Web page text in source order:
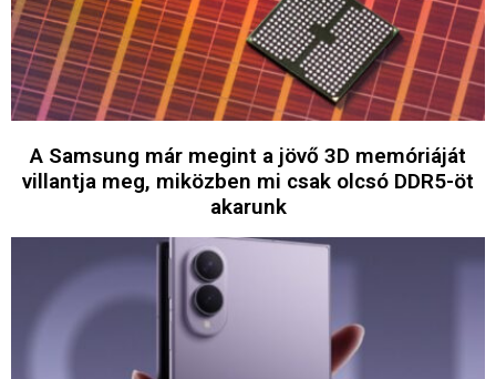
A Samsung már megint a jövő 3D memóriáját
villantja meg, miközben mi csak olcsó DDR5-öt
akarunk